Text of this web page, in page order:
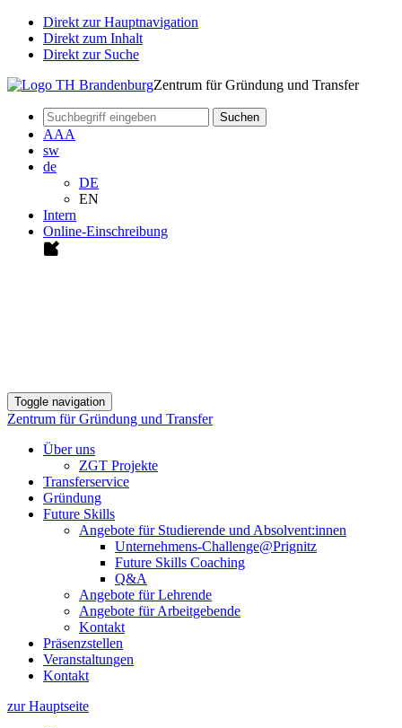
Direkt zur Hauptnavigation
Direkt zum Inhalt
Direkt zur Suche
Suchen
AAA
sw
de
DE
EN
Intern
Online-Einschreibung
Zentrum für Gründung und Transfer
Toggle navigation
Zentrum für Gründung und Transfer
Über uns
ZGT Projekte
Transferservice
Gründung
Future Skills
Angebote für Studierende und Absolvent:innen
Unternehmens-Challenge@Prignitz
Future Skills Coaching
Q&A
Angebote für Lehrende
Angebote für Arbeitgebende
Kontakt
Präsenzstellen
Veranstaltungen
Kontakt
zur Hauptseite